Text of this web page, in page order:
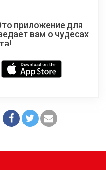
приложение для
вам о чудесах